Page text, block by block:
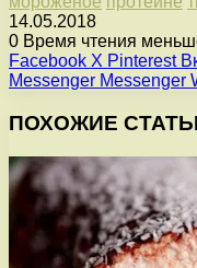
14.05.2018
0 Время чтения
Facebook X Pinterest
Messenger Messenger
ПОХОЖИЕ